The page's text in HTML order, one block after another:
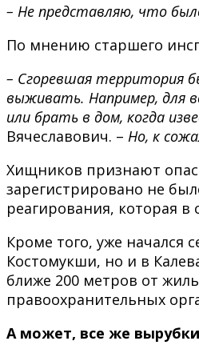
– Не представляю, что
По мнению старшего
– Сгоревшая территория
выживать. Например, для
или брать в дом, когда
Вячеславович. – Но, к
Хищников признают
зарегистрировано не
реагирования, которая
Кроме того, уже начался
Костомукши, но и в
ближе 200 метров от
правоохранительных
А может, все же